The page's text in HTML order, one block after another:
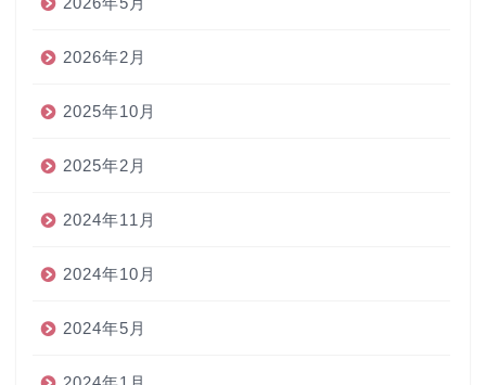
2026年2月
2025年10月
2025年2月
2024年11月
2024年10月
2024年5月